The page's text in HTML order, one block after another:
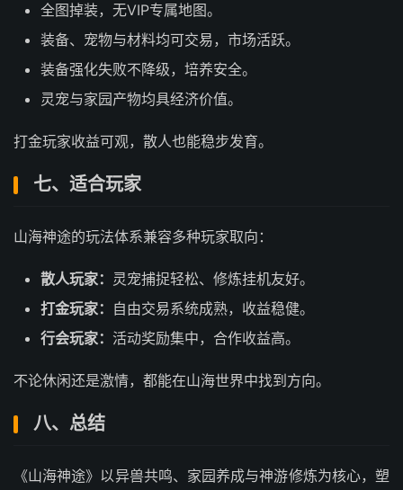
全图掉装，无VIP专属地图。
装备、宠物与材料均可交易，市场活跃。
装备强化失败不降级，培养安全。
灵宠与家园产物均具经济价值。
打金玩家收益可观，散人也能稳步发育。
七、适合玩家
山海神途的玩法体系兼容多种玩家取向：
散人玩家： 灵宠捕捉轻松、修炼挂机友好。
打金玩家： 自由交易系统成熟，收益稳健。
行会玩家： 活动奖励集中，合作收益高。
不论休闲还是激情，都能在山海世界中找到方向。
八、总结
《山海神途》以异兽共鸣、家园养成与神游修炼为核心，塑